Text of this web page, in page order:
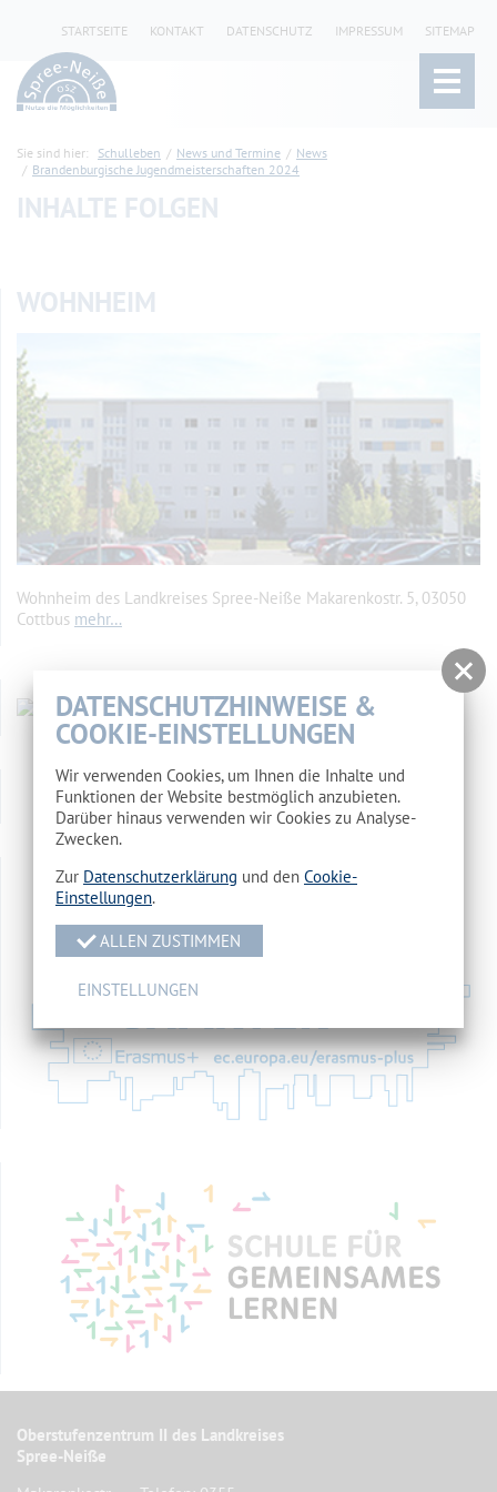
STARTSEITE KONTAKT DATENSCHUTZ IMPRESSUM SITEMAP
Sie sind hier: Schulleben News und Termine
News
Brandenburgische Jugendmeisterschaften 2024
INHALTE FOLGEN
WOHNHEIM
Wohnheim des Landkreises Spree-Neiße Makarenkostr. 5, 03050
Cottbus mehr…
Oberstufenzentrum II des Landkreises
Spree-Neiße
DATENSCHUTZHINWEISE &
COOKIE-EINSTELLUNGEN
Wir verwenden Cookies, um Ihnen die Inhalte und
Funktionen der Website bestmöglich anzubieten.
Darüber hinaus verwenden wir Cookies zu Analyse-
Zwecken.
Zur Datenschutzerklärung und den Cookie-
Einstellungen.
ALLEN ZUSTIMMEN
EINSTELLUNGEN